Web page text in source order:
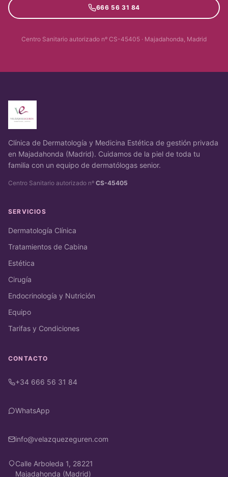
666 56 31 84
Centro Sanitario autorizado nº CS-45405 · Majadahonda, Madrid
Clínica de Dermatología y Medicina Estética de gestión privada
en Majadahonda (Madrid). Cuidamos de la piel de toda tu
familia con un equipo de dermatólogas senior.
Centro Sanitario autorizado nº CS-45405
SERVICIOS
Dermatología Clínica
Tratamientos de Cabina
Estética
Cirugía
Endocrinología y Nutrición
Equipo
Tarifas y Condiciones
CONTACTO
+34 666 56 31 84
WhatsApp
info@velazquezeguren.com
Calle Arboleda 1, 28221
Majadahonda (Madrid)